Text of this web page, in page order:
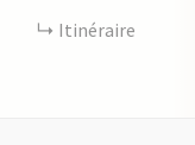
Itinéraire